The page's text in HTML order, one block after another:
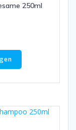
250ml